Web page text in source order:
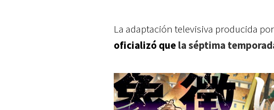
La adaptación televisiva producida por
oficializó quela séptima